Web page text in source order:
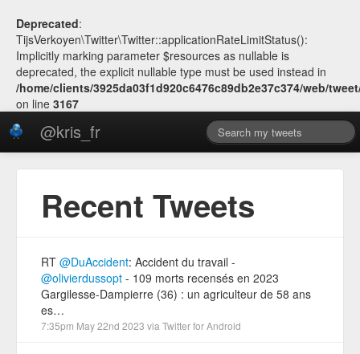
Deprecated:
TijsVerkoyen\Twitter\Twitter::applicationRateLimitStatus():
Implicitly marking parameter $resources as nullable is
deprecated, the explicit nullable type must be used instead in
/home/clients/3925da03f1d920c6476c89db2e37c374/web/
on line 3167
@kris_fr
Recent Tweets
RT @DuAccident: Accident du travail -
@olivierdussopt - 109 morts recensés en 2023
Gargilesse-Dampierre (36) : un agriculteur de 58 ans
es…
7:35pm May 22nd 2023 via Twitter for Android